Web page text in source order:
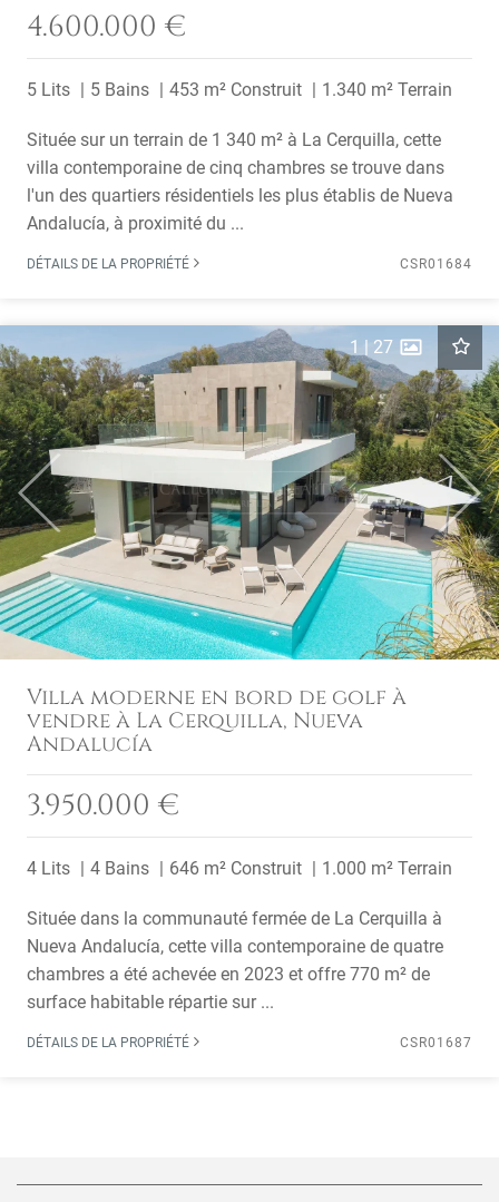
4.600.000 €
5 Lits 5 Bains 453 m² Construit 1.340 m² Terrain
Située sur un terrain de 1 340 m² à La Cerquilla, cette
villa contemporaine de cinq chambres se trouve dans
l'un des quartiers résidentiels les plus établis de Nueva
Andalucía, à proximité du ...
DÉTAILS DE LA PROPRIÉTÉ CSR01684
Previous Next
1 | 27
Villa moderne en bord de golf à
vendre à La Cerquilla, Nueva
Andalucía
3.950.000 €
4 Lits 4 Bains 646 m² Construit 1.000 m² Terrain
Située dans la communauté fermée de La Cerquilla à
Nueva Andalucía, cette villa contemporaine de quatre
chambres a été achevée en 2023 et offre 770 m² de
surface habitable répartie sur ...
DÉTAILS DE LA PROPRIÉTÉ CSR01687